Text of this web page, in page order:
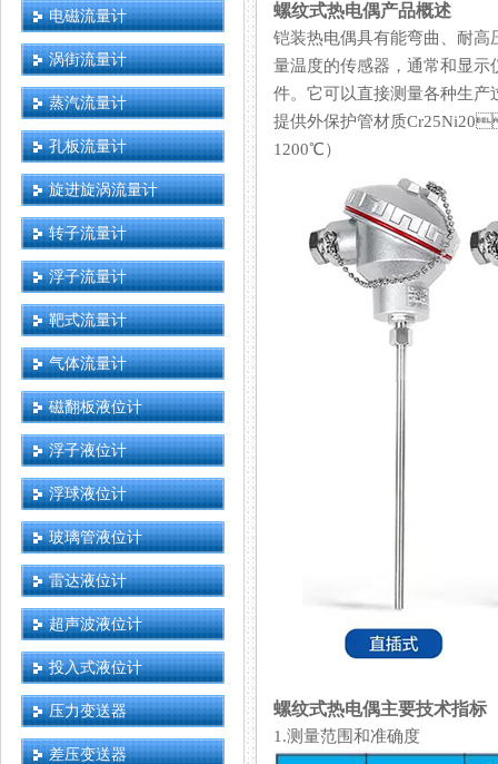
电磁流量计
涡街流量计
蒸汽流量计
孔板流量计
旋进旋涡流量计
转子流量计
浮子流量计
靶式流量计
气体流量计
磁翻板液位计
浮子液位计
浮球液位计
玻璃管液位计
雷达液位计
超声波液位计
投入式液位计
压力变送器
差压变送器
螺纹式热电偶产品概述
铠装热电偶具有能弯曲、耐高
量温度的传感器，通常和显
件。它可以直接测量各种生
提供外保护管材质
1200℃）
螺纹式热电偶主要技术指标
1.测量范围和准确度